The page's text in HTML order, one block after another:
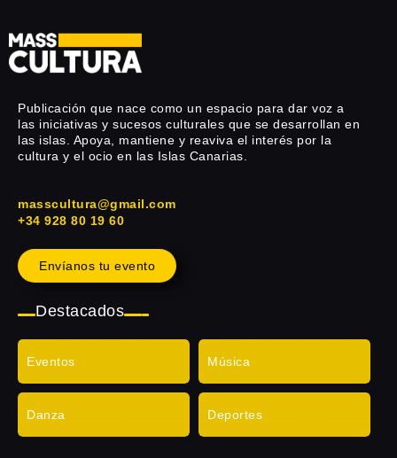
Publicación que nace como un espacio para dar voz a
las iniciativas y sucesos culturales que se desarrollan en
las islas. Apoya, mantiene y reaviva el interés por la
cultura y el ocio en las Islas Canarias.
masscultura@gmail.com
+34 928 80 19 60
Envíanos tu evento
Destacados
Eventos Música
Danza Deportes